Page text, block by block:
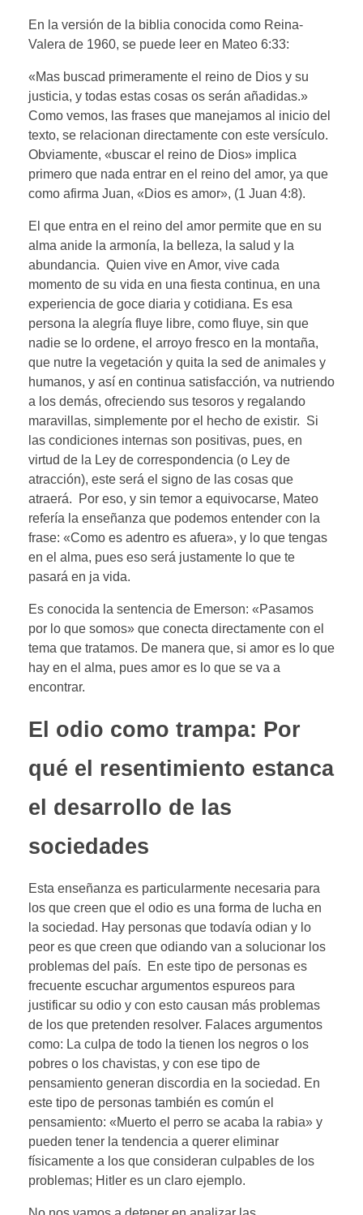
En la versión de la biblia conocida como Reina-
Valera de 1960, se puede leer en Mateo 6:33:
«Mas buscad primeramente el reino de Dios y su
justicia, y todas estas cosas os serán añadidas.»
Como vemos, las frases que manejamos al inicio del
texto, se relacionan directamente con este versículo.
Obviamente, «buscar el reino de Dios» implica
primero que nada entrar en el reino del amor, ya que
como afirma Juan, «Dios es amor», (1 Juan 4:8).
El que entra en el reino del amor permite que en su
alma anide la armonía, la belleza, la salud y la
abundancia. Quien vive en Amor, vive cada
momento de su vida en una fiesta continua, en una
experiencia de goce diaria y cotidiana. Es esa
persona la alegría fluye libre, como fluye, sin que
nadie se lo ordene, el arroyo fresco en la montaña,
que nutre la vegetación y quita la sed de animales y
humanos, y así en continua satisfacción, va nutriendo
a los demás, ofreciendo sus tesoros y regalando
maravillas, simplemente por el hecho de existir. Si
las condiciones internas son positivas, pues, en
virtud de la Ley de correspondencia (o Ley de
atracción), este será el signo de las cosas que
atraerá. Por eso, y sin temor a equivocarse, Mateo
refería la enseñanza que podemos entender con la
frase: «Como es adentro es afuera», y lo que tengas
en el alma, pues eso será justamente lo que te
pasará en ja vida.
Es conocida la sentencia de Emerson: «Pasamos
por lo que somos» que conecta directamente con el
tema que tratamos. De manera que, si amor es lo que
hay en el alma, pues amor es lo que se va a
encontrar.
El odio como trampa: Por
qué el resentimiento estanca
el desarrollo de las
sociedades
Esta enseñanza es particularmente necesaria para
los que creen que el odio es una forma de lucha en
la sociedad. Hay personas que todavía odian y lo
peor es que creen que odiando van a solucionar los
problemas del país. En este tipo de personas es
frecuente escuchar argumentos espureos para
justificar su odio y con esto causan más problemas
de los que pretenden resolver. Falaces argumentos
como: La culpa de todo la tienen los negros o los
pobres o los chavistas, y con ese tipo de
pensamiento generan discordia en la sociedad. En
este tipo de personas también es común el
pensamiento: «Muerto el perro se acaba la rabia» y
pueden tener la tendencia a querer eliminar
físicamente a los que consideran culpables de los
problemas; Hitler es un claro ejemplo.